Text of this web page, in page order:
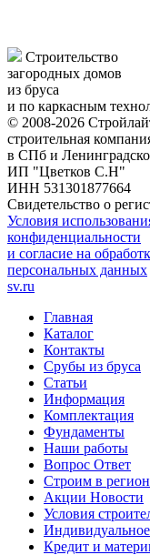
Строительство
загородных домов
из бруса
и по каркасным
© 2008-2026
строительная
в СПб и
ИП "Цветков С.Н"
ИНН 531301877664
Свидетельство о
Условия
конфиденциальности
и согласие на
персональных данных
sv.ru
Главная
Каталог
Контакты
Срубы из бруса
Статьи
Информация
Комплектация
Фундаменты
Наши работы
Вопрос Ответ
Строим в
Акции Новости
Условия
Кредит и